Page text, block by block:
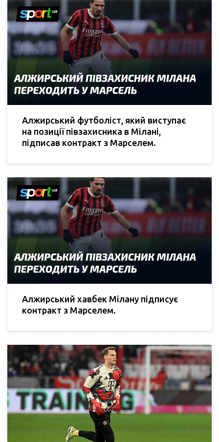
Алжирський футболіст, який виступає
на позиції півзахисника в Мілані,
підписав контракт з Марселем.
Алжирський хавбек Мілану підписує
контракт з Марселем.